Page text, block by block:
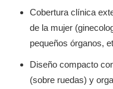
Cobertura clínica
de la mujer
pequeños órganos,
Diseño compacto
(sobre ruedas) y